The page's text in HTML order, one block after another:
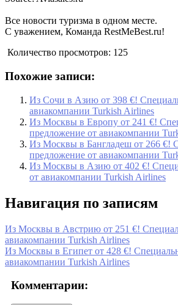
Все новости туризма в одном месте.
С уважением, Команда RestMeBest.ru!
Количество просмотров: 125
Похожие записи:
Из Сочи в Азию от 398 €!
авиакомпании Turkish Airlines
Из Москвы в Европу от 241 €!
предложение от авиакомпании
Из Москвы в Бангладеш от 266 €!
предложение от авиакомпании
Из Москвы в Азию от 402 €!
от авиакомпании Turkish Airlines
Навигация по записям
Из Москвы в Австрию от 251 €!
авиакомпании Turkish Airlines
Из Москвы в Египет от 428 €!
авиакомпании Turkish Airlines
Комментарии: